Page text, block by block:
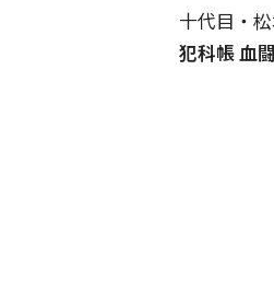
十代目・
犯科帳 血闘